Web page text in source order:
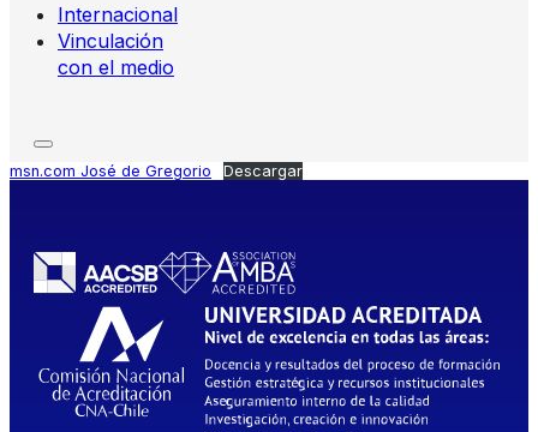
Internacional
Vinculación
con el medio
msn.com José de Gregorio Descargar